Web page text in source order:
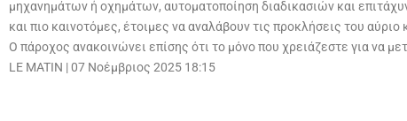
μηχανημάτων ή οχημάτων, αυτοματοποίηση διαδικασιών και
και πιο καινοτόμες, έτοιμες να αναλάβουν τις προκλήσεις του
Ο πάροχος ανακοινώνει επίσης ότι το μόνο που χρειάζεστε για να
LE MATIN |07 Νοέμβριος 2025 18:15